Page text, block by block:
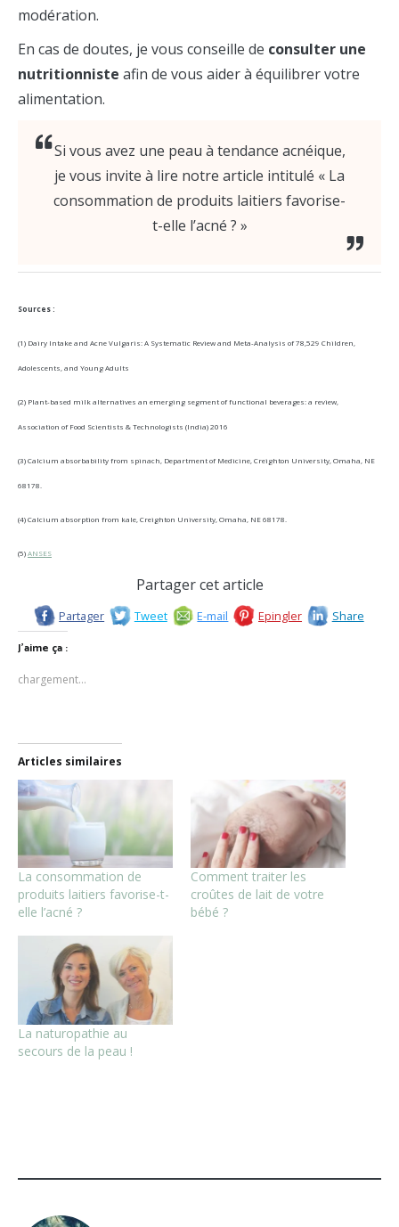
modération.
En cas de doutes, je vous conseille de consulter une
nutritionniste afin de vous aider à équilibrer votre
alimentation.
Si vous avez une peau à tendance acnéique,
je vous invite à lire notre article intitulé « La
consommation de produits laitiers favorise-
t-elle l’acné ? »
Sources :
(1) Dairy Intake and Acne Vulgaris: A Systematic Review and Meta-Analysis of 78,529 Children,
Adolescents, and Young Adults
(2) Plant-based milk alternatives an emerging segment of functional beverages: a review,
Association of Food Scientists & Technologists (India) 2016
(3)Calcium absorbability from spinach, Department of Medicine, Creighton University, Omaha, NE
68178.
(4) Calcium absorption from kale, Creighton University, Omaha, NE 68178.
(5)ANSES
Partager cet article
Partager Tweet E-mail Epingler Share
J’aime ça :
chargement…
Articles similaires
La consommation de
produits laitiers favorise-t-
elle l’acné ?
Comment traiter les
croûtes de lait de votre
bébé ?
La naturopathie au
secours de la peau !
::
AU LAIT